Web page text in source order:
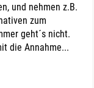
und nehmen z.B.
zum
geht´s nicht.
die Annahme...